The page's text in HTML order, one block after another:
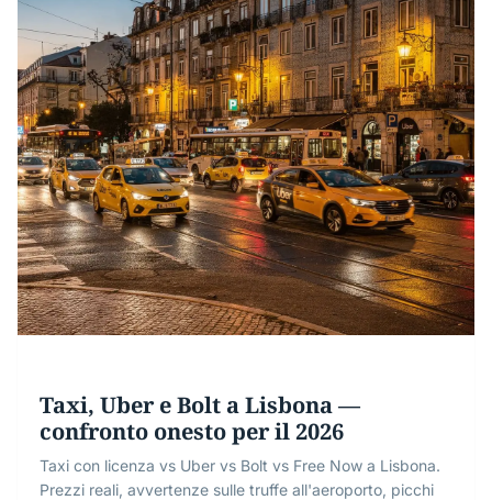
Taxi, Uber e Bolt a Lisbona —
confronto onesto per il 2026
Taxi con licenza vs Uber vs Bolt vs Free Now a Lisbona.
Prezzi reali, avvertenze sulle truffe all'aeroporto, picchi